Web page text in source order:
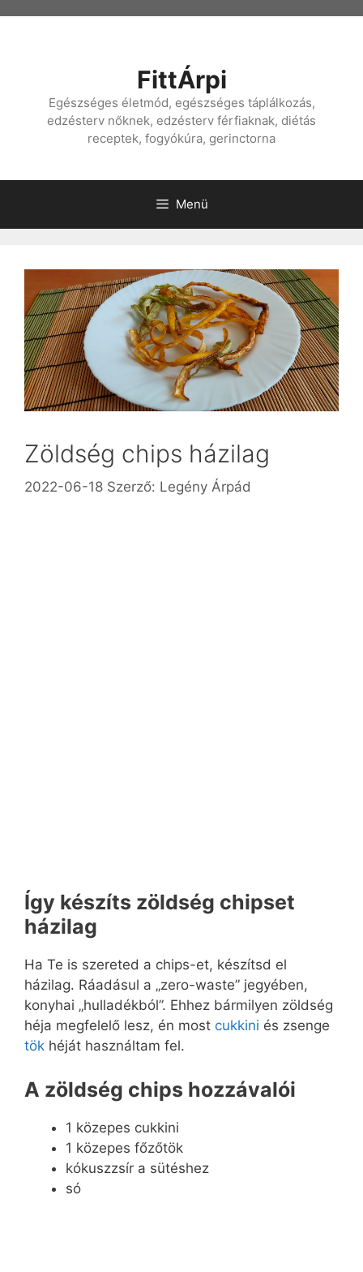
FittÁrpi
Egészséges életmód, egészséges táplálkozás,
edzésterv nőknek, edzésterv férfiaknak, diétás
receptek, fogyókúra, gerinctorna
Menü
Zöldség chips házilag
2022-06-18 Szerző: Legény Árpád
Így készíts zöldség chipset
házilag
Ha Te is szereted a chips-et, készítsd el
házilag. Ráadásul a „zero-waste” jegyében,
konyhai „hulladékból”. Ehhez bármilyen zöldség
héja megfelelő lesz, én most cukkini és zsenge
tök héját használtam fel.
A zöldség chips hozzávalói
1 közepes cukkini
1 közepes főzőtök
kókuszzsír a sütéshez
só